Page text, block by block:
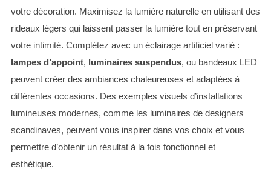
votre décoration. Maximisez la lumière naturelle en utilisant des
rideaux légers qui laissent passer la lumière tout en préservant
votre intimité. Complétez avec un éclairage artificiel varié :
lampes d’appoint, luminaires suspendus, ou bandeaux LED
peuvent créer des ambiances chaleureuses et adaptées à
différentes occasions. Des exemples visuels d’installations
lumineuses modernes, comme les luminaires de designers
scandinaves, peuvent vous inspirer dans vos choix et vous
permettre d’obtenir un résultat à la fois fonctionnel et
esthétique.
h
f
o